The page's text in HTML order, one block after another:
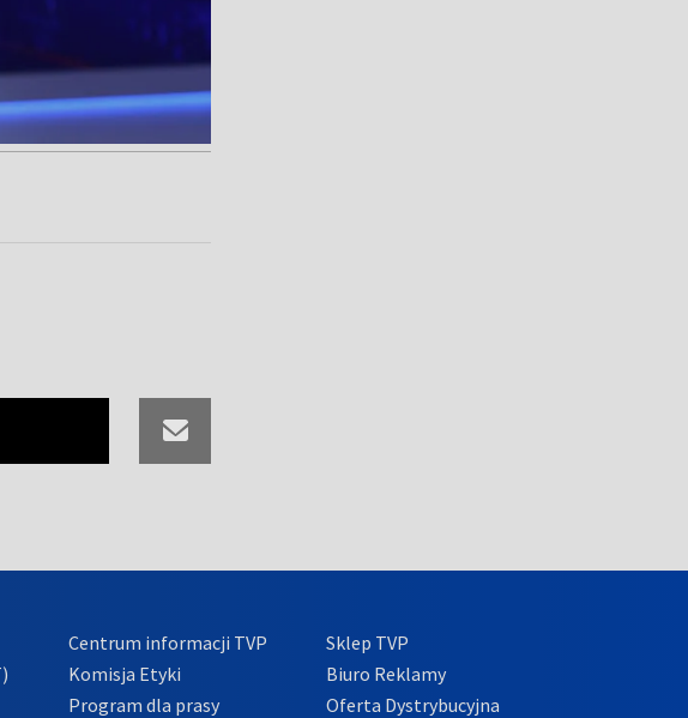
Centrum informacji TVP
Komisja Etyki
Program dla prasy
Sklep TVP
Biuro Reklamy
Oferta Dystrybucyjna